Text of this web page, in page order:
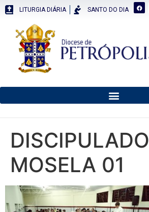
LITURGIA DIÁRIA SANTO DO DIA
DISCIPULADO
MOSELA 01